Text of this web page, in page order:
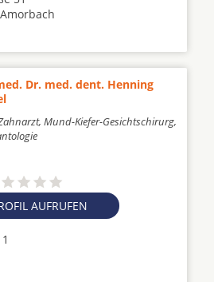
Dr. med. dent. Henning
Mund-Kiefer-Gesichtschirurg,
AUFRUFEN